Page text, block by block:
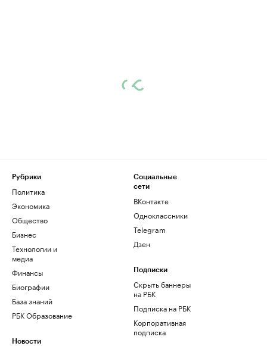
Рубрики
Политика
Экономика
Общество
Бизнес
Технологии и
медиа
Финансы
Биографии
База знаний
РБК Образование
Новости
Социальные
сети
ВКонтакте
Одноклассники
Telegram
Дзен
Подписки
Скрыть баннеры
на РБК
Подписка на РБК
Корпоративная
подписка